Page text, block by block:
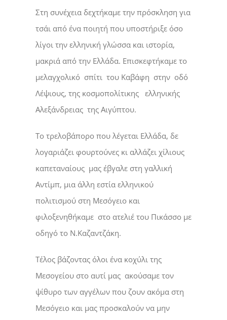
Στη συνέχεια δεχτήκαμε την πρόσκληση για
τσάι από ένα ποιητή που υποστήριξε όσο
λίγοι την ελληνική γλώσσα και ιστορία,
μακριά από την Ελλάδα. Επισκεφτήκαμε το
μελαγχολικό σπίτι του Καβάφη στην οδό
Λέψιους, της κοσμοπολίτικης ελληνικής
Αλεξάνδρειας της Αιγύπτου.
Το τρελοβάπορο που λέγεται Ελλάδα, δε
λογαριάζει φουρτούνες κι αλλάζει χίλιους
καπεταναίους μας έβγαλε στη γαλλική
Αντίμπ, μια άλλη εστία ελληνικού
πολιτισμού στη Μεσόγειο και
φιλοξενηθήκαμε στο ατελιέ του Πικάσσο με
οδηγό το Ν.Καζαντζάκη.
Τέλος βάζοντας όλοι ένα κοχύλι της
Μεσογείου στο αυτί μας ακούσαμε τον
ψίθυρο των αγγέλων που ζουν ακόμα στη
Μεσόγειο και μας προσκαλούν να μην